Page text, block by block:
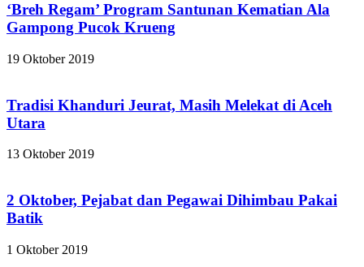
‘Breh Regam’ Program Santunan Kematian Ala
Gampong Pucok Krueng
19 Oktober 2019
Tradisi Khanduri Jeurat, Masih Melekat di Aceh
Utara
13 Oktober 2019
2 Oktober, Pejabat dan Pegawai Dihimbau Pakai
Batik
1 Oktober 2019